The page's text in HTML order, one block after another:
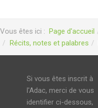
Vous êtes ici : Page d'accueil
Récits, notes et palabres
Si vous êtes inscrit à
l'Adac, merci de vous
identifier ci-dessous,